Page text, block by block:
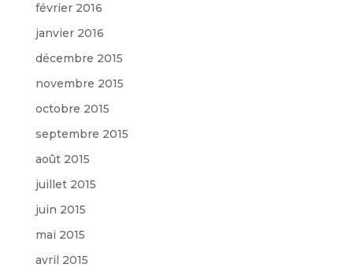
février 2016
janvier 2016
décembre 2015
novembre 2015
octobre 2015
septembre 2015
août 2015
juillet 2015
juin 2015
mai 2015
avril 2015